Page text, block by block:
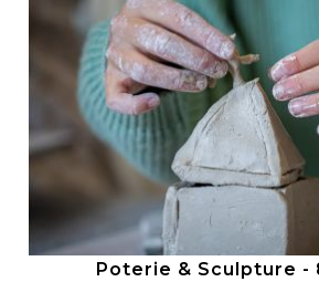
Poterie & Sculpture -